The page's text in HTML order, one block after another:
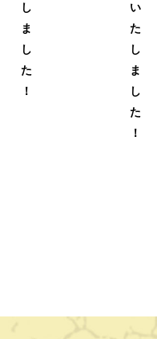
し
ま
し
た
！
い
た
し
ま
し
た
！